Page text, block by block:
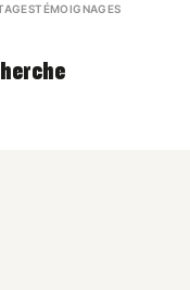
TÉMOIGNAGES